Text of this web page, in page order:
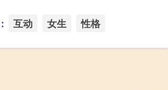
互动 女生 性格